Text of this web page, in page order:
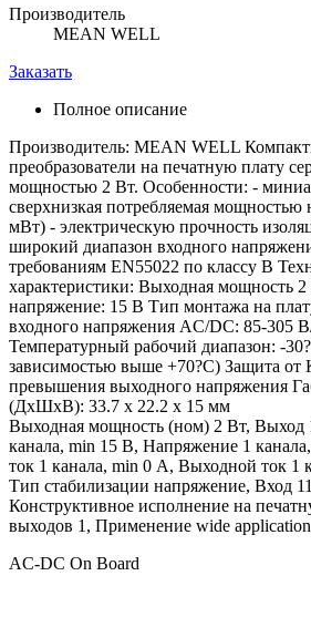
Производитель
MEAN WELL
Заказать
Полное описание
Производитель: MEAN WELL
преобразователи на печатную плату
мощностью 2 Вт. Особенности: -
сверхнизкая потребляемая мощностью
мВт) - электрическую прочность
широкий диапазон входного
требованиям EN55022 по классу В
характеристики: Выходная мощность
напряжение: 15 В Тип монтажа на
входного напряжения AC/DC: 85-305
Температурный рабочий диапазон: -
зависимостью выше +70?С) Защита от
превышения выходного напряжения
(ДхШхВ): 33.7 x 22.2 x 15 мм
Выходная мощность (ном) 2 Вт, Выход
канала, min 15 В, Напряжение 1
ток 1 канала, min 0 А, Выходной ток 1
Тип стабилизации напряжение, Вход
Конструктивное исполнение на
выходов 1, Применение wide application
AC-DC On Board